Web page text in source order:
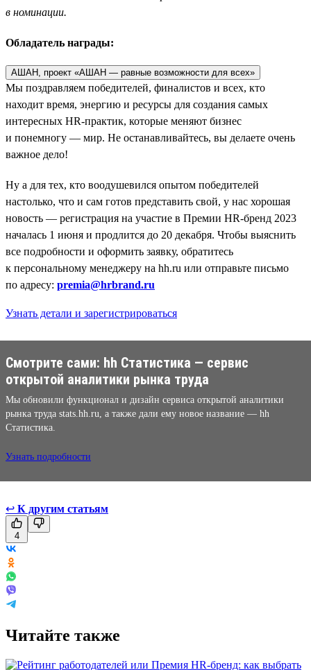
в номинации.
Обладатель награды:
АШАН, проект «АШАН — равные возможности для всех»
Мы поздравляем победителей, финалистов и всех, кто
находит время, энергию и ресурсы для создания самых
интересных HR-практик, которые меняют бизнес
и понемногу — мир. Не останавливайтесь, вы делаете очень
важное дело!
Ну а для тех, кто воодушевился опытом победителей
настолько, что и сам готов представить свой, у нас хорошая
новость — регистрация на участие в Премии HR-бренд 2023
началась 1 июня и продлится до 20 декабря. Чтобы выяснить
все подробности и оформить заявку, обратитесь
к персональному менеджеру на hh.ru или отправьте письмо
по адресу: premia@hrbrand.ru
Узнать детали и зарегистрироваться
Смотрите сами: hh Cтатистика — сервис
открытой аналитики рынка труда
Мы обновили функционал и дизайн сервиса открытой аналитики
рынка труда stats.hh.ru, а также дали ему новое название — hh
Cтатистика.
Узнать подробности
↩ К другим статьям
4
Читайте также